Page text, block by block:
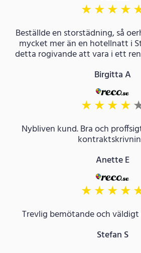
★★★★
Beställde en storstädning, så
mycket mer än en hotellnatt i
detta rogivande att vara i ett
Birgitta A
★★★★
Nybliven kund. Bra och
Anette E
★★★★
Trevlig bemötande och
Stefan S